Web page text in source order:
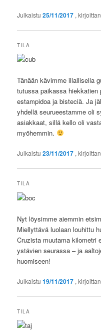
Julkaistu25/11/2017 ,
TILA
Tänään kävimme illallisella
tutussa paikassa
estampidoa ja bisteciä. Ja
yhdellä seurueestamme oli
asiakkaat, sillä kello oli
myöhemmin.
Julkaistu23/11/2017 ,
TILA
Nyt löysimme aiemmin
Miellyttävä luolaan louhittu
Cruzista muutama kilometri
ystävien seurassa – ja
huomiseen!
Julkaistu19/11/2017 ,
TILA